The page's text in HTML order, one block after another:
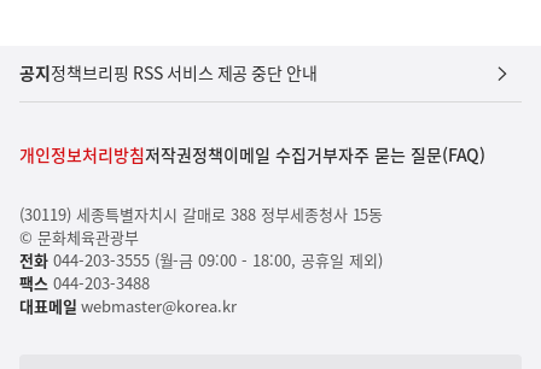
공지정책브리핑 RSS 서비스 제공 중단 안내
개인정보처리방침저작권정책이메일 수집거부자주 묻는 질문(FAQ)
(30119) 세종특별자치시 갈매로 388 정부세종청사 15동
© 문화체육관광부
전화044-203-3555 (월-금 09:00 - 18:00, 공휴일 제외)
팩스 044-203-3488
대표메일 webmaster@korea.kr